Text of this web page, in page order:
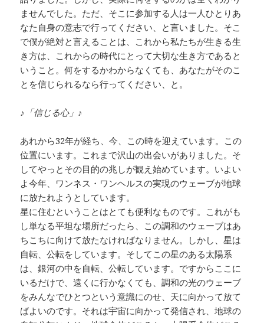
ませんでした。ただ、そこに参加する人は一人ひとりあ
なた自身の意志で行ってください、と言いました。そこ
で僕が絶対と言えることは、これから私たちが生きる生
き方は、これからの時代にとって大切な生き方であると
いうこと。何をするかわからなくても、あなたがそのこ
とを信じられるなら行ってください、と。
♪「信じる心」♪
あれから32年が経ち、今、この時を迎えています。この
位置にいます。これまで沢山の出会いがありました。そ
してやっとその目的の兆しが観え始めています。いよい
よ今年、ワンネス・ワンヘルスの実現のウェーブが地球
に放たれようとしています。
星に住むということはとても便利なものです。これがも
し単なる平坦な場所だったら、この調和のウェーブはあ
ちこちに向けて放たなければなりません。しかし、星は
自転、公転をしています。そしてこの星のある太陽系
は、銀河の中を自転、公転しています。ですからここに
いるだけで、遠くに行かなくても、調和の光のウェーブ
をみんなでひとつという意識にのせ、天に向かって放て
ばよいのです。それは宇宙に向かって発信され、地球の